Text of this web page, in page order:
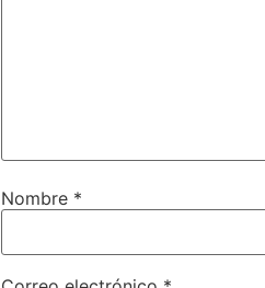
Nombre *